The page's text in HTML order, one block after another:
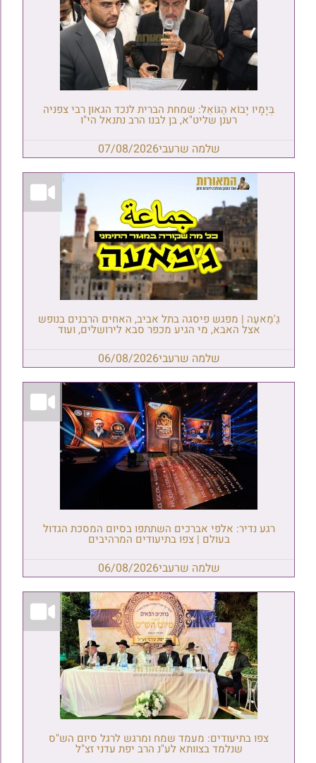
בְּיָמָיו יָבוֹא הַגּוֹאֵל: שמחת הברית לנכד הגאון רבי צפניה
רענן שליט"א, בן לבנו הרב נתנאל הי"ו
שלמה שרעבי07/08/2026
גַ'מַאעַה | מפגש פיסגה בתל אביב, האחים הרבנים בנופש
אצל האבא, מי הגיע מכפר סבא לירושלים, ועוד
שלמה שרעבי06/08/2026
רגע נדיר: אלפי אברכים השתתפו בסיום המסכת הגדול
בעולם | צפו בתיעודים המרהיבים
שלמה שרעבי06/08/2026
צפו בתיעודים: מעמד שמח ומרגש לרגל סיום הש"ס
שנלמד בצוותא לע"נ הרב יפת עדני זצ"ל